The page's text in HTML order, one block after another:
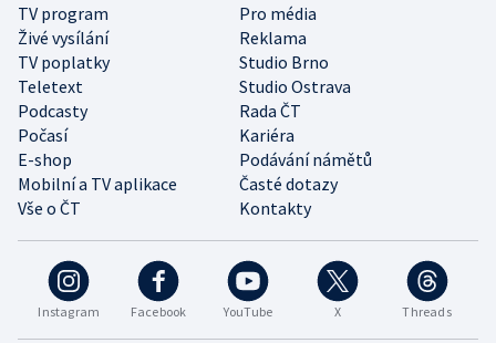
Instagram Facebook YouTube X Threads
TV program
Pro média
Živé vysílání
Reklama
TV poplatky
Studio Brno
Teletext
Studio Ostrava
Podcasty
Rada ČT
Počasí
Kariéra
E-shop
Podávání námětů
Mobilní a TV aplikace
Časté dotazy
Vše o ČT
Kontakty